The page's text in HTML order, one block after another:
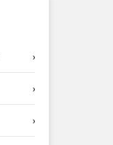
›
›
›